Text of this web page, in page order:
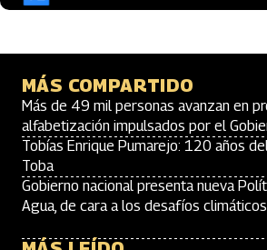
MÁS COMPARTIDO
Más de 49 mil personas avanzan en
alfabetización impulsados por el
Tobías Enrique Pumarejo: 120 años
Toba
Gobierno nacional presenta nueva
Agua, de cara a los desafíos